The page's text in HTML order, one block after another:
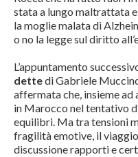
stata a lungo maltrattata
la moglie malata di
o no la legge sul diritto
L’appuntamento
dettedi Gabriele
affermata che, insieme ad
in Marocco nel tentativo
equilibri. Ma tra tensioni
fragilità emotive, il
discussione rapporti e